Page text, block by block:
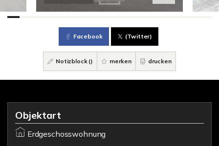
Facebook (Twitter)
Notizblock () merken drucken
Objektart
Erdgeschosswohnung